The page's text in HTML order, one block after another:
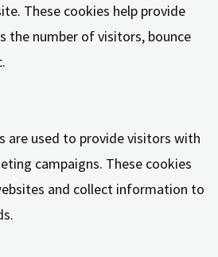
These cookies help provide
the number of visitors, bounce
are used to provide visitors with
campaigns. These cookies
and collect information to